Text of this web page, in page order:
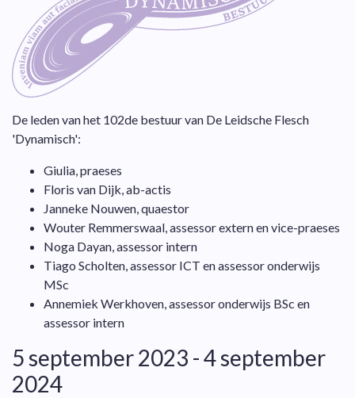
De leden van het 102de bestuur van De Leidsche Flesch
'Dynamisch':
Giulia, praeses
Floris van Dijk, ab-actis
Janneke Nouwen, quaestor
Wouter Remmerswaal, assessor extern en vice-praeses
Noga Dayan, assessor intern
Tiago Scholten, assessor ICT en assessor onderwijs
MSc
Annemiek Werkhoven, assessor onderwijs BSc en
assessor intern
5 september 2023 - 4 september
2024